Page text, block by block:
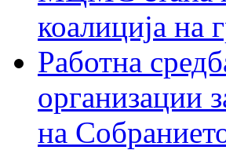
коалиција на
Работна
организации
на